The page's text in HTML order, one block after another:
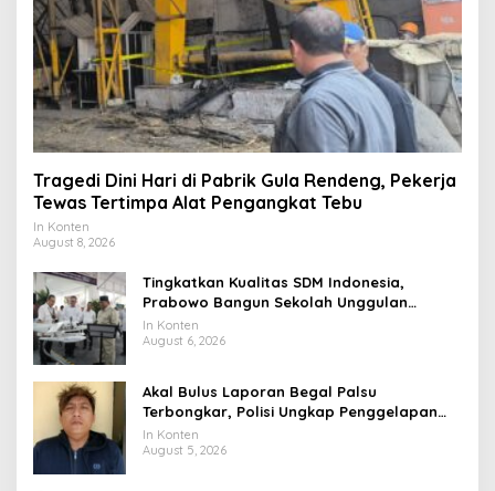
Tragedi Dini Hari di Pabrik Gula Rendeng, Pekerja
Tewas Tertimpa Alat Pengangkat Tebu
In Konten
August 8, 2026
Tingkatkan Kualitas SDM Indonesia,
Prabowo Bangun Sekolah Unggulan
hingga Undang Universitas Terbaik Dunia
In Konten
August 6, 2026
Akal Bulus Laporan Begal Palsu
Terbongkar, Polisi Ungkap Penggelapan
Uang Perusahaan untuk Crypto
In Konten
August 5, 2026